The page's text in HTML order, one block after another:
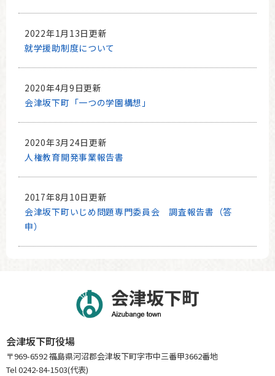
2022年1月13日更新
就学援助制度について
2020年4月9日更新
会津坂下町「一つの学園構想」
2020年3月24日更新
人権教育開発事業報告書
2017年8月10日更新
会津坂下町いじめ問題専門委員会 調査報告書（答
申）
会津坂下町役場
〒969-6592 福島県河沼郡会津坂下町字市中三番甲3662番地
Tel 0242-84-1503(代表)